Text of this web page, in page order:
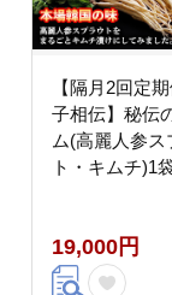
【隔月2回定
子相伝】秘伝
ム(高麗人参ス
ト・キムチ)1
養強壮】
19,000円